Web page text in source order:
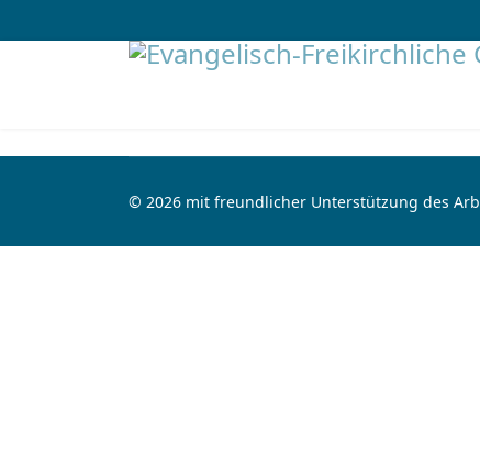
© 2026 mit freundlicher Unterstützung des